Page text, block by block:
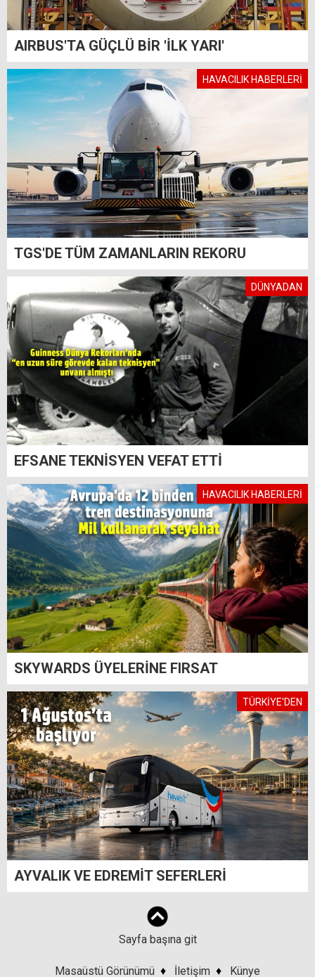
AIRBUS'TA GÜÇLÜ BİR 'İLK YARI'
HAVACILIK HABERLERİ
TGS'DE TÜM ZAMANLARIN REKORU
DÜNYADAN
EFSANE TEKNİSYEN VEFAT ETTİ
HAVACILIK HABERLERİ
SKYWARDS ÜYELERİNE FIRSAT
TÜRKİYE'DEN
AYVALIK VE EDREMİT SEFERLERİ
Sayfa başına git
Masaüstü Görünümü ♦ İletişim ♦ Künye